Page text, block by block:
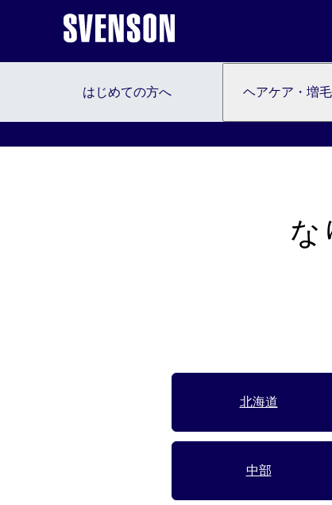
はじめての方へ ヘアケア・増
製品・サービスから探す
な
北海道
中部